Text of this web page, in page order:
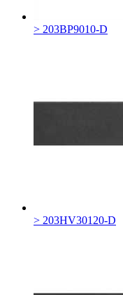
> 203BP9010-D
> 203HV30120-D